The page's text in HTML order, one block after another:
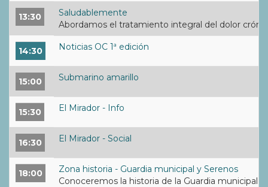
13:30
Saludablemente
Abordamos el tratamiento integral del dolor
14:30 Noticias OC 1ª edición
15:00 Submarino amarillo
15:30 El Mirador - Info
16:30 El Mirador - Social
18:00
Zona historia - Guardia municipal y Serenos
Conoceremos la historia de la Guardia municipal